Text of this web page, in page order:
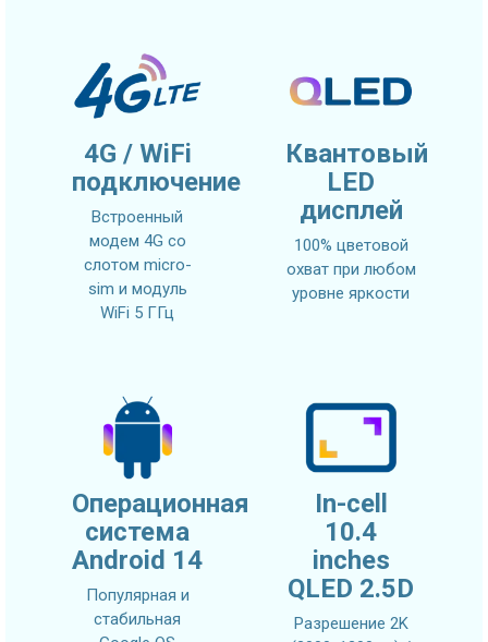
4G / WiFi
подключение
Встроенный
модем 4G со
слотом micro-
sim и модуль
WiFi 5 ГГц
Квантовый
LED
дисплей
100% цветовой
охват при любом
уровне яркости
Операционная
система
Android 14
Популярная и
стабильная
In-cell
10.4
inches
QLED 2.5D
Разрешение 2K